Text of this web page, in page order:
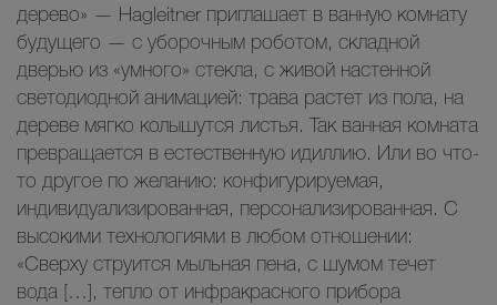
дерево» — Hagleitner приглашает в ванную комнату
будущего — с уборочным роботом, складной
дверью из «умного» стекла, с живой настенной
светодиодной анимацией: трава растет из пола, на
дереве мягко колышутся листья. Так ванная комната
превращается в естественную идиллию. Или во что-
то другое по желанию: конфигурируемая,
индивидуализированная, персонализированная. С
высокими технологиями в любом отношении:
«Сверху струится мыльная пена, с шумом течет
вода […], тепло от инфракрасного прибора